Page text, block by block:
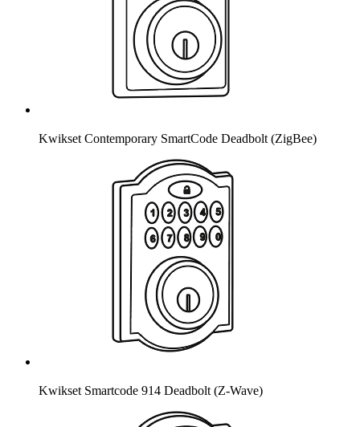
Kwikset Contemporary SmartCode Deadbolt (ZigBee)
Kwikset Smartcode 914 Deadbolt (Z-Wave)